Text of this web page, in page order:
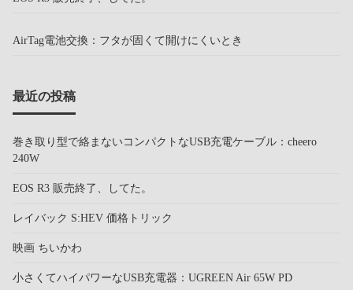
AirTag電池交換：フタが固くて開けにくいとき
最近の投稿
巻き取り型で絡まないコンパクトなUSB充電ケーブル：cheero
240W
EOS R3 販売終了、してた。
レイバック S:HEV 価格トリック
映画 ちいかわ
小さくてハイパワーなUSB充電器：UGREEN Air 65W PD